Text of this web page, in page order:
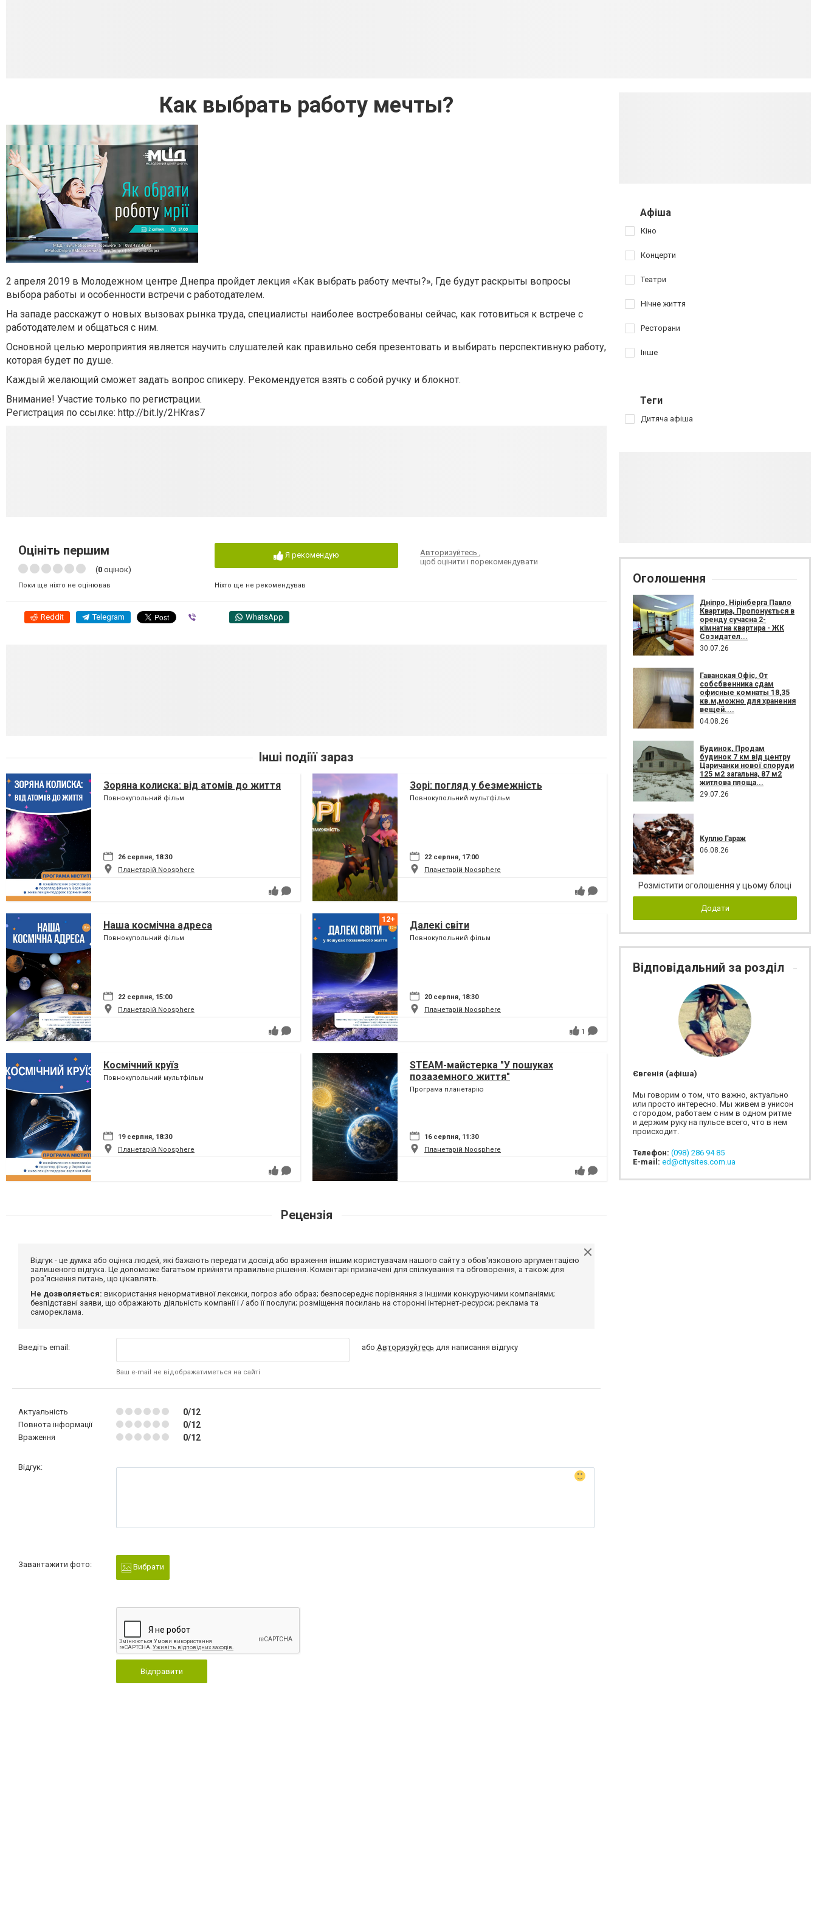
Как выбрать работу мечты?
2 апреля 2019 в Молодежном центре Днепра пройдет лекция «Как выбрать работу мечты?», Где будут раскрыты вопросы
выбора работы и особенности встречи с работодателем.
На западе расскажут о новых вызовах рынка труда, специалисты наиболее востребованы сейчас, как готовиться к встрече с
работодателем и общаться с ним.
Основной целью мероприятия является научить слушателей как правильно себя презентовать и выбирать перспективную работу,
которая будет по душе.
Каждый желающий сможет задать вопрос спикеру. Рекомендуется взять с собой ручку и блокнот.
Внимание! Участие только по регистрации.
Регистрация по ссылке: http://bit.ly/2HKras7
Оцініть першим
(0 оцінок)
Поки ще ніхто не оцінював
Я рекомендую
Ніхто ще не рекомендував
Авторизуйтесь,
щоб оцінити і порекомендувати
Reddit Telegram WhatsApp
Інші подіїї зараз
Зоряна колиска: від атомів до життя
Повнокупольний фільм
26 серпня, 18:30
Планетарій Noosphere
Зорі: погляд у безмежність
Повнокупольний мультфільм
22 серпня, 17:00
Планетарій Noosphere
Наша космічна адреса
Повнокупольний фільм
22 серпня, 15:00
Планетарій Noosphere
Далекі світи
Повнокупольний фільм
20 серпня, 18:30
Планетарій Noosphere
1
Космічний круїз
Повнокупольний мультфільм
19 серпня, 18:30
Планетарій Noosphere
STEAM-майстерка "У пошуках
позаземного життя"
Програма планетарію
16 серпня, 11:30
Планетарій Noosphere
Рецензія
Відгук - це думка або оцінка людей, які бажають передати досвід або враження іншим користувачам нашого сайту з обов'язковою аргументацією
залишеного відгука. Це допоможе багатьом прийняти правильне рішення. Коментарі призначені для спілкування та обговорення, а також для
роз'яснення питань, що цікавлять.
Не дозволяється: використання ненормативної лексики, погроз або образ; безпосереднє порівняння з іншими конкуруючими компаніями;
безпідставні заяви, що ображають діяльність компанії і / або її послуги; розміщення посилань на сторонні інтернет-ресурси; реклама та
самореклама.
Введіть email:
Ваш e-mail не відображатиметься на сайті
або Авторизуйтесь для написання відгуку
Актуальність 0/12
Повнота інформації 0/12
Враження 0/12
Відгук:
Завантажити фото: Вибрати
Відправити
Афіша
Кіно
Концерти
Театри
Нічне життя
Ресторани
Інше
Теги
Дитяча афіша
Оголошення
Дніпро, Нірінберга Павло
Квартира, Пропонується в
оренду сучасна 2-
кімнатна квартира - ЖК
Созидател...
30.07.26
Гаванская Офіс, От
собсбвенника сдам
офисные комнаты 18,35
кв.м,можно для хранения
вещей....
04.08.26
Будинок, Продам
будинок 7 км від центру
Царичанки нової споруди
125 м2 загальна, 87 м2
житлова площа...
29.07.26
Куплю Гараж
06.08.26
Розмістити оголошення у цьому блоці
Додати
Відповідальний за розділ
Євгенія (афіша)
Мы говорим о том, что важно, актуально
или просто интересно. Мы живем в унисон
с городом, работаем с ним в одном ритме
и держим руку на пульсе всего, что в нем
происходит.
Телефон: (098) 286 94 85
E-mail: ed@citysites.com.ua